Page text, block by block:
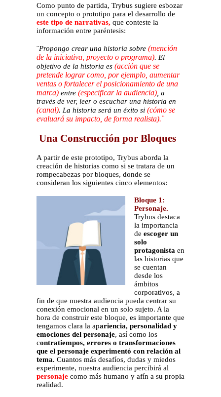
Como punto de partida, Trybus sugiere esbozar
un concepto o prototipo para el desarrollo de
este tipo de narrativas, que conteste la
información entre paréntesis:
¨Propongo crear una historia sobre (mención
de la iniciativa, proyecto o programa). El
objetivo de la historia es (acción que se
pretende lograr como, por ejemplo, aumentar
ventas o fortalecer el posicionamiento de una
marca) entre (especificar la audiencia) a
través de ver, leer o escuchar una historia en
(canal). La historia será un éxito si (cómo se
evaluará su impacto, de forma realista).¨
Una Construcción por Bloques
A partir de este prototipo, Trybus aborda la
creación de historias como si se tratara de un
rompecabezas por bloques, donde se
consideran los siguientes cinco elementos:
Bloque 1:
Personaje.
Trybus destaca
la importancia
de escoger un
solo
protagonista en
las historias que
se cuentan
desde los
ámbitos
corporativos, a
fin de que nuestra audiencia pueda centrar su
conexión emocional en un solo sujeto. A la
hora de construir este bloque, es importante que
tengamos clara la apariencia, personalidad y
emociones del personaje, así como los
contratiempos, errores o transformaciones
que el personaje experimentó con relación al
tema. Cuantos más desafíos, dudas y miedos
experimente, nuestra audiencia percibirá al
personaje como más humano y afín a su propia
realidad.